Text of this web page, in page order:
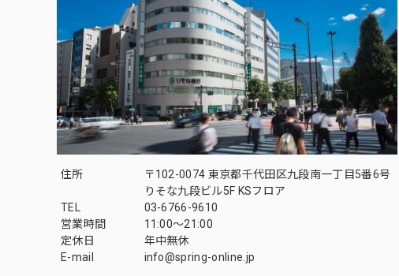
住所
〒102-0074 東京都千代田区九段南一丁目5番6号
りそな九段ビル5F KSフロア
TEL
03-6766-9610
営業時間
11:00～21:00
定休日
年中無休
E-mail
info@spring-online.jp